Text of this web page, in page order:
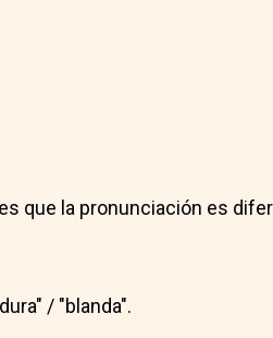
que la pronunciación es
/ "blanda".